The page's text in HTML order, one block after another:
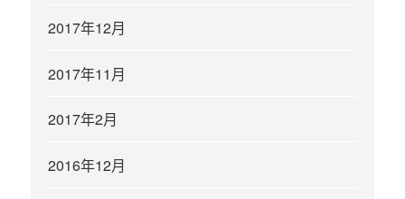
2017年12月
2017年11月
2017年2月
2016年12月